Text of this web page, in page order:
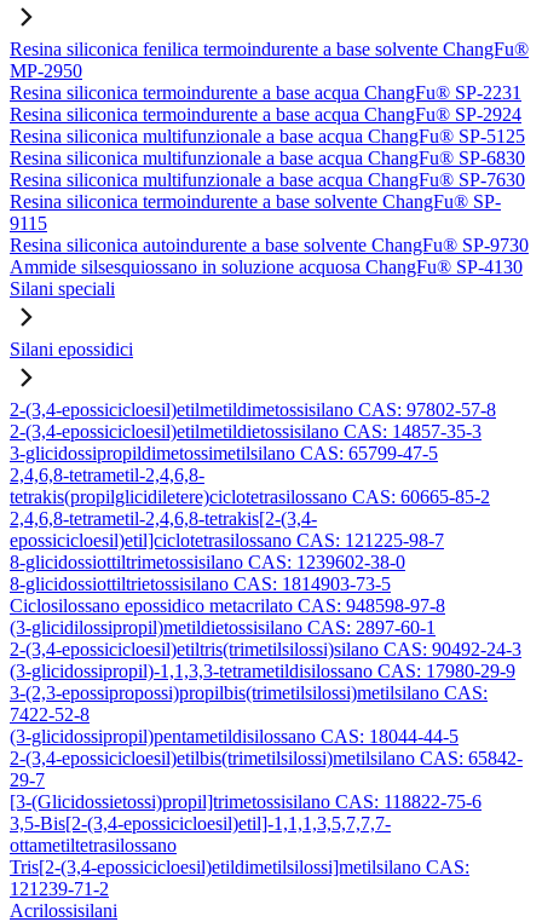
Resina siliconica fenilica termoindurente a base solvente ChangFu®
MP-2950
Resina siliconica termoindurente a base acqua ChangFu® SP-2231
Resina siliconica termoindurente a base acqua ChangFu® SP-2924
Resina siliconica multifunzionale a base acqua ChangFu® SP-5125
Resina siliconica multifunzionale a base acqua ChangFu® SP-6830
Resina siliconica multifunzionale a base acqua ChangFu® SP-7630
Resina siliconica termoindurente a base solvente ChangFu® SP-
9115
Resina siliconica autoindurente a base solvente ChangFu® SP-9730
Ammide silsesquiossano in soluzione acquosa ChangFu® SP-4130
Silani speciali
Silani epossidici
2-(3,4-epossicicloesil)etilmetildimetossisilano CAS: 97802-57-8
2-(3,4-epossicicloesil)etilmetildietossisilano CAS: 14857-35-3
3-glicidossipropildimetossimetilsilano CAS: 65799-47-5
2,4,6,8-tetrametil-2,4,6,8-
tetrakis(propilglicidiletere)ciclotetrasilossano CAS: 60665-85-2
2,4,6,8-tetrametil-2,4,6,8-tetrakis[2-(3,4-
epossicicloesil)etil]ciclotetrasilossano CAS: 121225-98-7
8-glicidossiottiltrimetossisilano CAS: 1239602-38-0
8-glicidossiottiltrietossisilano CAS: 1814903-73-5
Ciclosilossano epossidico metacrilato CAS: 948598-97-8
(3-glicidilossipropil)metildietossisilano CAS: 2897-60-1
2-(3,4-epossicicloesil)etiltris(trimetilsilossi)silano CAS: 90492-24-3
(3-glicidossipropil)-1,1,3,3-tetrametildisilossano CAS: 17980-29-9
3-(2,3-epossipropossi)propilbis(trimetilsilossi)metilsilano CAS:
7422-52-8
(3-glicidossipropil)pentametildisilossano CAS: 18044-44-5
2-(3,4-epossicicloesil)etilbis(trimetilsilossi)metilsilano CAS: 65842-
29-7
[3-(Glicidossietossi)propil]trimetossisilano CAS: 118822-75-6
3,5-Bis[2-(3,4-epossicicloesil)etil]-1,1,1,3,5,7,7,7-
ottametiltetrasilossano
Tris[2-(3,4-epossicicloesil)etildimetilsilossi]metilsilano CAS:
121239-71-2
Acrilossisilani